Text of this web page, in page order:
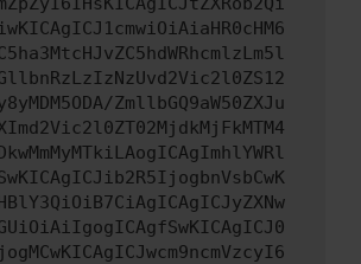
ZmllbGQ9aW50ZXJu